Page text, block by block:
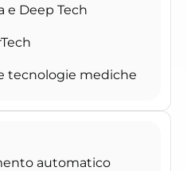
e Deep Tech
tecnologie mediche
automatico